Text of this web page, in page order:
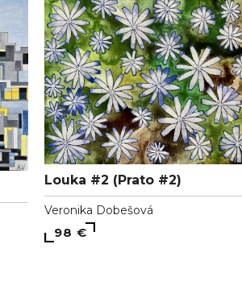
Louka #2 (Prato #2)
Veronika Dobešová
98 €